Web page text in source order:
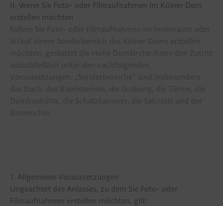
Fronleichnam
100 Jahre „Decker Pitter“
II. Wenn Sie Foto- oder Filmaufnahmen im Kölner Dom
erstellen möchten
1. Allgemeine Voraussetzungen
Ungeachtet des Anlasses, zu dem Sie Foto- oder
Filmaufnahmen erstellen möchten, gilt: